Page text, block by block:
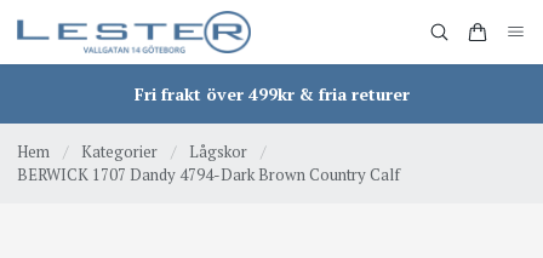
Fri frakt över 499kr & fria returer
Hem / Kategorier / Lågskor
/
BERWICK 1707 Dandy 4794-Dark Brown Country Calf